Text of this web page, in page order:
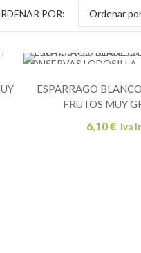
POR: Ordenar
CARRITO
CONSERVAS LODOSILLA
ESPARRAGO
FRUTOS MUY
6,10€ Iva